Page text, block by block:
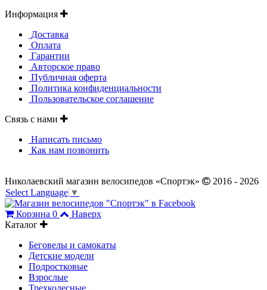
Информация
Доставка
Оплата
Гарантии
Авторское право
Публичная оферта
Политика конфиденциальности
Пользовательское соглашение
Связь с нами
Написать письмо
Как нам позвонить
Николаевский магазин велосипедов «Спортэк»
2016 - 2026
Select Language ▼
Корзина 0
Наверх
Каталог
Беговелы и самокаты
Детские модели
Подростковые
Взрослые